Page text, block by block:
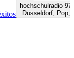
hochschulradio
Düsseldorf, Pop,